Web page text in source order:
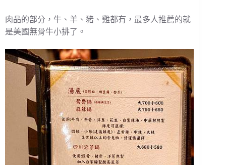
肉品的部分，牛、羊、豬、雞都有，最多人推薦的就
是美國無骨牛小排了。